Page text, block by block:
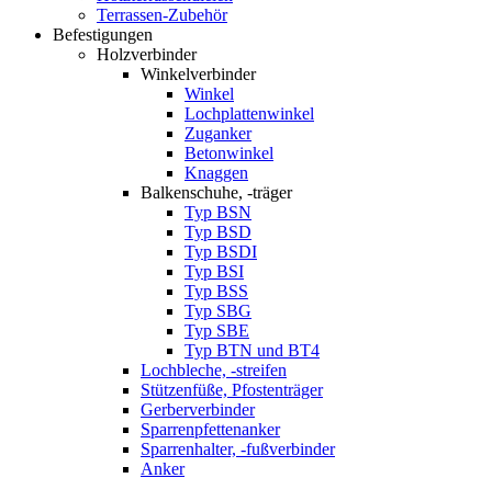
Terrassen-Zubehör
Befestigungen
Holzverbinder
Winkelverbinder
Winkel
Lochplattenwinkel
Zuganker
Betonwinkel
Knaggen
Balkenschuhe, -träger
Typ BSN
Typ BSD
Typ BSDI
Typ BSI
Typ BSS
Typ SBG
Typ SBE
Typ BTN und BT4
Lochbleche, -streifen
Stützenfüße, Pfostenträger
Gerberverbinder
Sparrenpfettenanker
Sparrenhalter, -fußverbinder
Anker